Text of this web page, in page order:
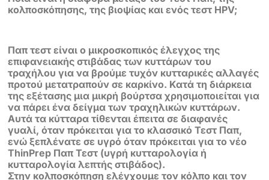
κολποσκόπησης, της βιοψίας και ενός τεστ HPV;
Παπ τεστ είναι ο μικροσκοπικός έλεγχος της
επιφανειακής στιβάδας των κυττάρων του
τραχήλου για να βρούμε τυχόν κυτταρικές αλλαγές
προτού μετατραπούν σε καρκίνο. Κατά τη διάρκεια
της εξέτασης μια μικρή βούρτσα χρησιμοποιείται για
να πάρει ένα δείγμα των τραχηλικών κυττάρων.
Αυτά τα κύτταρα τίθενται έπειτα σε διαφανές
γυαλί, όταν πρόκειται για το κλασσικό Τεστ Παπ,
ενώ ξεπλένατε σε υγρό όταν πρόκειται για το νέο
ThinPrep Παπ Τεστ (υγρή κυτταρολογία ή
κυτταρολογία λεπτής στιβάδος).
Στην κολποσκόπηση ελέγχουμε τον κόλπο και τον